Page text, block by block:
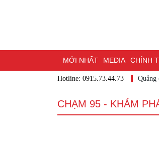
MỚI NHẤT MEDIA CHÍNH
DU LỊCH - ẨM THỰC CHUYỂN
BẠN CẦN BIẾT CHẠM 95 -
Hotline: 0915.73.44.73
CHẠM 95 - KHÁM